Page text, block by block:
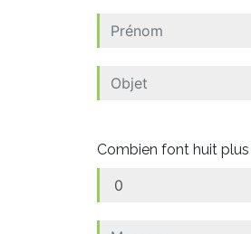
Combien font huit